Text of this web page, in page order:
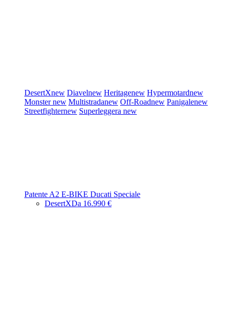
DesertXnew Diavelnew Heritagenew Hypermotardnew
Monsternew Multistradanew Off-Roadnew Panigalenew
Streetfighternew Superleggera new
Patente A2 E-BIKE Ducati Speciale
DesertXDa 16.990 €